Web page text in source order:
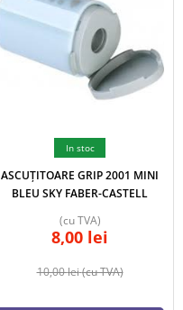
In stoc
ASCUȚITOARE GRIP 2001 MINI
BLEU SKY FABER-CASTELL
10,00lei(cu TVA)
8,00 lei
(cu TVA)